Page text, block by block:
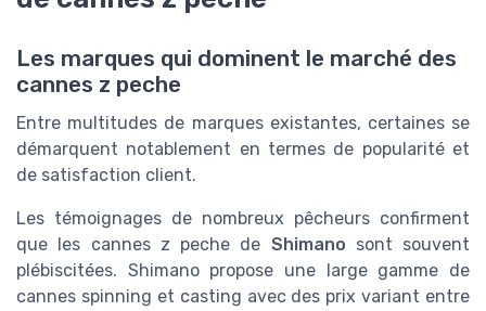
Les marques qui dominent le marché des
cannes z peche
Entre multitudes de marques existantes, certaines se
démarquent notablement en termes de popularité et
de satisfaction client.
Les témoignages de nombreux pêcheurs confirment
que les cannes z peche de Shimano sont souvent
plébiscitées. Shimano propose une large gamme de
cannes spinning et casting avec des prix variant entre